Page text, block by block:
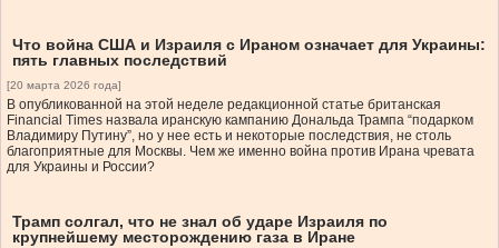
Что война США и Израиля с Ираном означает для Украины:
пять главных последствий
[20 марта 2026 года]
В опубликованной на этой неделе редакционной статье британская
Financial Times назвала иранскую кампанию Дональда Трампа “подарком
Владимиру Путину”, но у нее есть и некоторые последствия, не столь
благоприятные для Москвы. Чем же именно война против Ирана чревата
для Украины и России?
Трамп солгал, что не знал об ударе Израиля по
крупнейшему месторождению газа в Иране